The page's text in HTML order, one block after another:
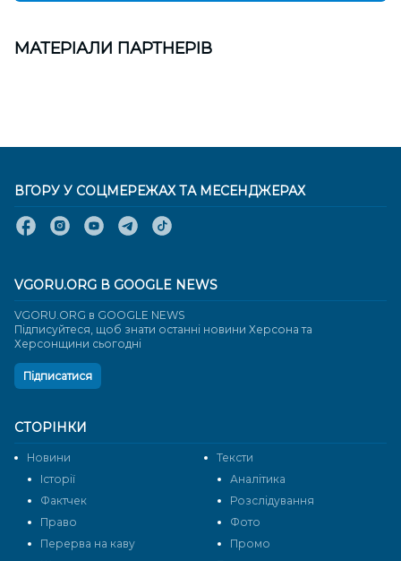
МАТЕРІАЛИ ПАРТНЕРІВ
СТОРІНКИ
Новини
Тексти
Історії
Аналітика
Фактчек
Розслідування
Право
Фото
Перерва на каву
Промо
ВГОРУ У СОЦМЕРЕЖАХ ТА МЕСЕНДЖЕРАХ
VGORU.ORG В GOOGLE NEWS
VGORU.ORG в GOOGLE NEWS
Підписуйтеся, щоб знати останні новини Херсона та
Херсонщини сьогодні
Підписатися